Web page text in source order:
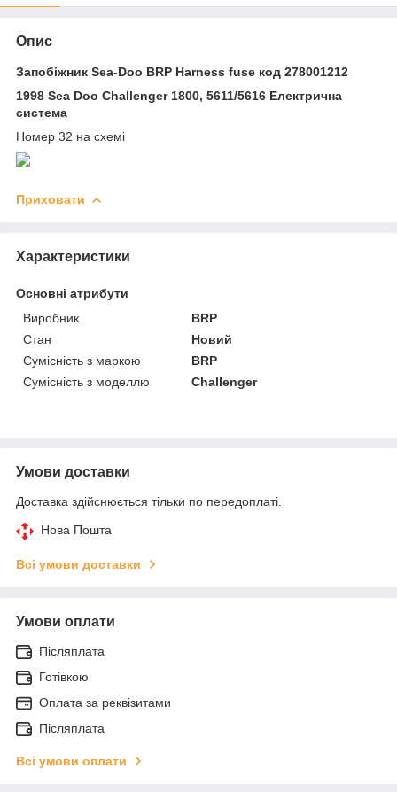
Опис
Запобіжник Sea-Doo BRP Harness fuse код 278001212
1998 Sea Doo Challenger 1800, 5611/5616 Електрична
система
Номер 32 на схемі
Приховати
Характеристики
Основні атрибути
Виробник
BRP
Стан
Новий
Сумісність з маркою
BRP
Сумісність з моделлю
Challenger
Умови доставки
Доставка здійснюється тільки по передоплаті.
Нова Пошта
Всі умови доставки
Умови оплати
Післяплата
Готівкою
Оплата за реквізитами
Післяплата
Всі умови оплати